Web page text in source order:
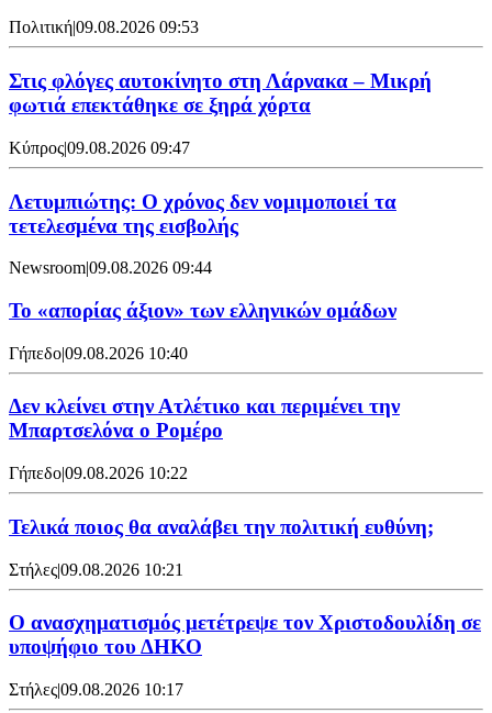
Πολιτική|09.08.2026 09:53
Στις φλόγες αυτοκίνητο στη Λάρνακα – Μικρή
φωτιά επεκτάθηκε σε ξηρά χόρτα
Κύπρος|09.08.2026 09:47
Λετυμπιώτης: Ο χρόνος δεν νομιμοποιεί τα
τετελεσμένα της εισβολής
Newsroom|09.08.2026 09:44
Το «απορίας άξιον» των ελληνικών ομάδων
Γήπεδο|09.08.2026 10:40
Δεν κλείνει στην Ατλέτικο και περιμένει την
Μπαρτσελόνα ο Ρομέρο
Γήπεδο|09.08.2026 10:22
Τελικά ποιος θα αναλάβει την πολιτική ευθύνη;
Στήλες|09.08.2026 10:21
Ο ανασχηματισμός μετέτρεψε τον Χριστοδουλίδη σε
υποψήφιο του ΔΗΚΟ
Στήλες|09.08.2026 10:17